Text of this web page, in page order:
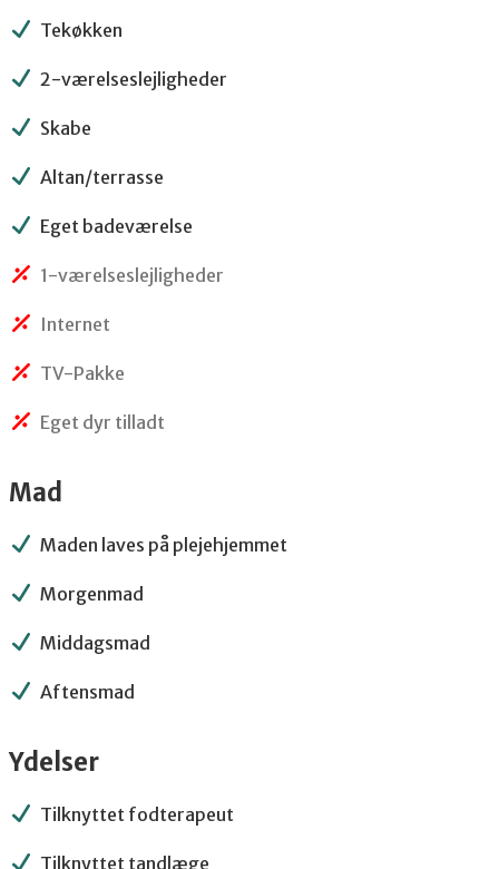
Tekøkken
2-værelseslejligheder
Skabe
Altan/terrasse
Eget badeværelse
1-værelseslejligheder
Internet
TV-Pakke
Eget dyr tilladt
Mad
Maden laves på plejehjemmet
Morgenmad
Middagsmad
Aftensmad
Ydelser
Tilknyttet fodterapeut
Tilknyttet tandlæge